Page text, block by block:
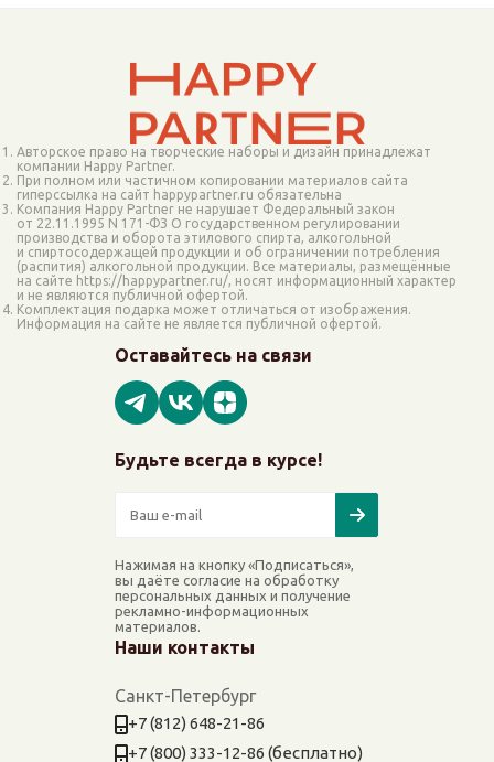
Авторское право на творческие наборы и дизайн принадлежат
компании Happy Partner.
При полном или частичном копировании материалов сайта
гиперссылка на сайт happypartner.ru обязательна
Компания Happy Partner не нарушает Федеральный закон
от 22.11.1995 N 171-ФЗ О государственном регулировании
производства и оборота этилового спирта, алкогольной
и спиртосодержащей продукции и об ограничении потребления
(распития) алкогольной продукции. Все материалы, размещённые
на сайте https://happypartner.ru/, носят информационный характер
и не являются публичной офертой.
Комплектация подарка может отличаться от изображения.
Информация на сайте не является публичной офертой.
Оставайтесь на связи
Будьте всегда в курсе!
Нажимая на кнопку «Подписаться»,
вы даёте согласие на обработку
персональных данных и получение
рекламно-информационных
материалов.
Наши контакты
Санкт-Петербург
+7 (812) 648-21-86
+7 (800) 333-12-86 (бесплатно)